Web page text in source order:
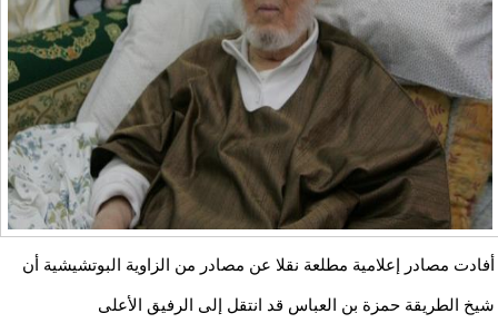
أفادت مصادر إعلامية مطلعة نقلا عن مصادر من الزاوية البوتشيشية أن
شيخ الطريقة حمزة بن العباس قد انتقل إلى الرفيق الأعلى